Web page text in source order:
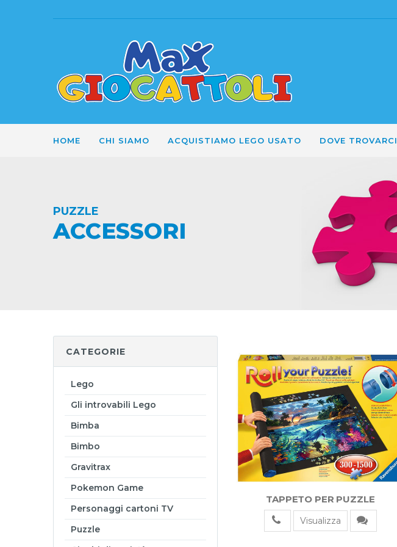
HOME CHI SIAMO ACQUISTIAMO LEGO USATO DOVE TROVARCI
PUZZLE
ACCESSORI
TAPPETO PER PUZZLE
Visualizza
CATEGORIE
Lego
Gli introvabili Lego
Bimba
Bimbo
Gravitrax
Pokemon Game
Personaggi cartoni TV
Puzzle